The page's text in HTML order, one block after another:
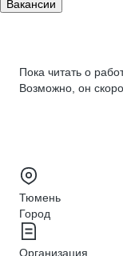
Вакансии
Пока читать о
Возможно, он
Тюмень
Город
Организация